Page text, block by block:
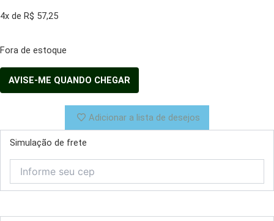
4x de R$ 57,25
Fora de estoque
Adicionar a lista de desejos
Simulação de frete